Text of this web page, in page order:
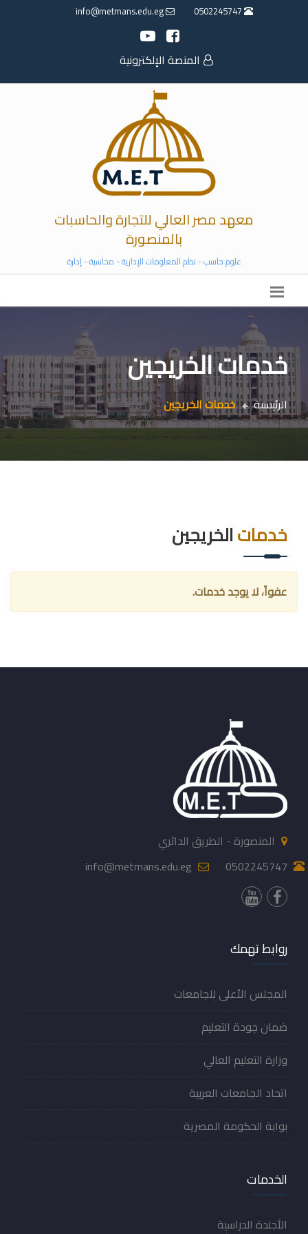
المنصة الإلكترونية
معهد مصر العالي للتجارة والحاسبات
بالمنصورة
علوم حاسب - نظم المعلومات الإدارية - محاسبة - إدارة
خدمات الخريجين
الرئيسية خدمات الخريجين
خدماتالخريجين
عفواً، لا يوجد خدمات.
المنصورة - الطريق الدائري
0502245747
info@metmans.edu.eg
روابط تهمك
المجلس الأعلى للجامعات
ضمان جودة التعليم
وزارة التعليم العالي
اتحاد الجامعات العربية
بوابة الحكومة المصرية
الخدمات
الأجندة الدراسية